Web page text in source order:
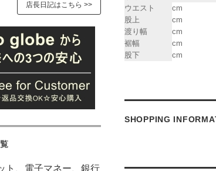
ウエスト
cm
股上
cm
渡り幅
cm
裾幅
cm
股下
cm
SHOPPING
店長日記はこちら >>
ト、電子マネー、銀行